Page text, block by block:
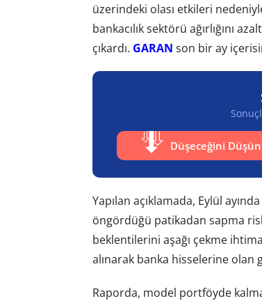
üzerindeki olası etkileri
bankacılık sektörü ağırlığını
çıkardı. GARAN son bir ay
Düşeceğini
Yapılan açıklamada, Eylül
öngördüğü patikadan sapma
beklentilerini aşağı çekme
alınarak banka hisselerine
Raporda, model portföyde